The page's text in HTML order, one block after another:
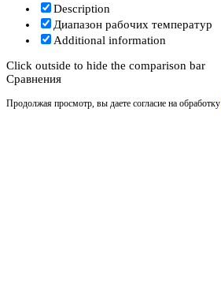
Description
Диапазон рабочих температур
Additional information
Click outside to hide the comparison bar
Сравнения
Продолжая просмотр, вы даете согласие на обработку